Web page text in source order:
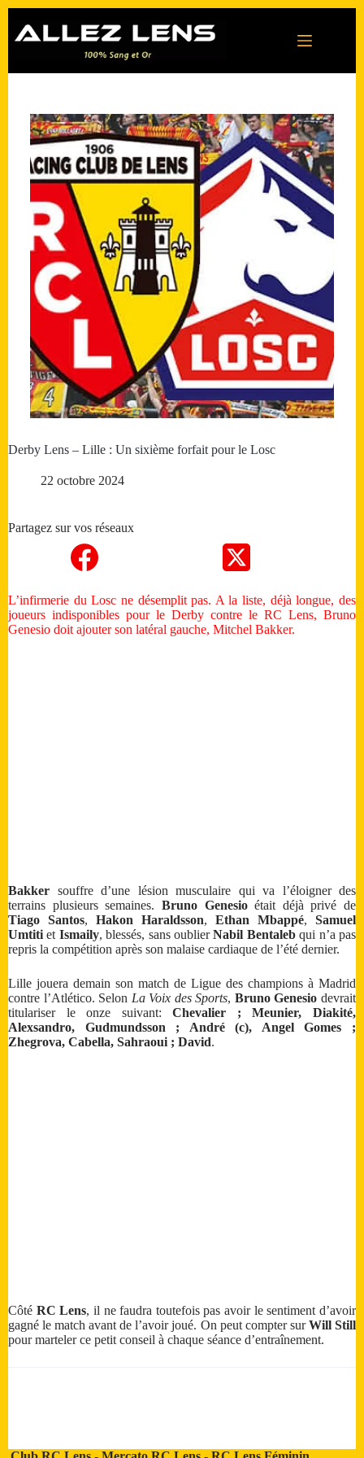
contenu
Derby Lens – Lille : Un sixième forfait pour le Losc
22 octobre 2024
Partagez sur vos réseaux
L’infirmerie du Losc ne désemplit pas. A la liste, déjà longue, des
joueurs indisponibles pour le Derby contre le RC Lens, Bruno
Genesio doit ajouter son latéral gauche, Mitchel Bakker.
Bakker souffre d’une lésion musculaire qui va l’éloigner des
terrains plusieurs semaines. Bruno Genesioétait déjà privé de
Tiago Santos, Hakon Haraldsson, Ethan Mbappé, Samuel
Umtiti et Ismaily, blessés, sans oublierNabil Bentalebqui n’a pas
repris la compétition après son malaise cardiaque de l’été dernier.
Lille jouera demain son match de Ligue des champions à Madrid
contre l’Atlético. Selon La Voix des Sports, Bruno Genesio devrait
titulariser le onze suivant:Chevalier ; Meunier, Diakité,
Alexsandro, Gudmundsson ; André (c), Angel Gomes ;
Zhegrova, Cabella, Sahraoui ; David.
Côté RC Lens, il ne faudra toutefois pas avoir le sentiment d’avoir
gagné le match avant de l’avoir joué. On peut compter surWill Still
pour marteler ce petit conseil à chaque séance d’entraînement.